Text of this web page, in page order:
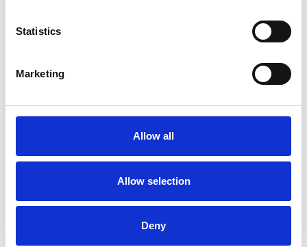
Statistics
Marketing
Allow all
Allow selection
Deny
Ähnliche Produkte
Bei diesem Aluminium-Bordbrettset werden keine
Bordbretthalter verwendet. Der Sockel besteht aus 2 mm